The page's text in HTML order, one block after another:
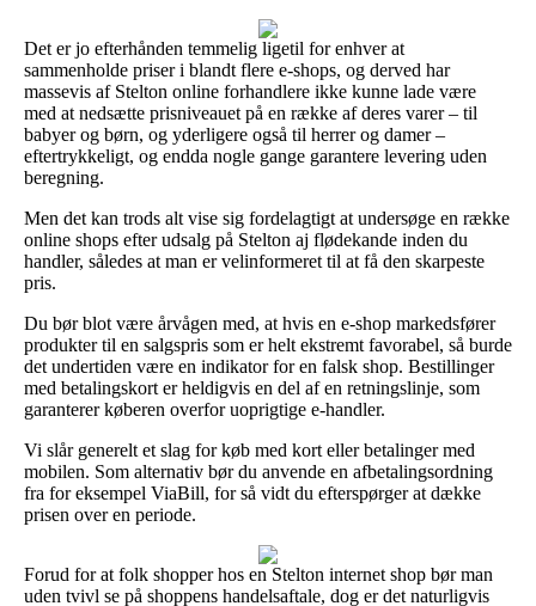
Det er jo efterhånden temmelig ligetil for enhver at
sammenholde priser i blandt flere e-shops, og derved har
massevis af Stelton online forhandlere ikke kunne lade være
med at nedsætte prisniveauet på en række af deres varer – til
babyer og børn, og yderligere også til herrer og damer –
eftertrykkeligt, og endda nogle gange garantere levering uden
beregning.
Men det kan trods alt vise sig fordelagtigt at undersøge en række
online shops efter udsalg på Stelton aj flødekande inden du
handler, således at man er velinformeret til at få den skarpeste
pris.
Du bør blot være årvågen med, at hvis en e-shop markedsfører
produkter til en salgspris som er helt ekstremt favorabel, så burde
det undertiden være en indikator for en falsk shop. Bestillinger
med betalingskort er heldigvis en del af en retningslinje, som
garanterer køberen overfor uoprigtige e-handler.
Vi slår generelt et slag for køb med kort eller betalinger med
mobilen. Som alternativ bør du anvende en afbetalingsordning
fra for eksempel ViaBill, for så vidt du efterspørger at dække
prisen over en periode.
Forud for at folk shopper hos en Stelton internet shop bør man
uden tvivl se på shoppens handelsaftale, dog er det naturligvis